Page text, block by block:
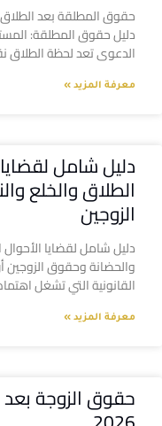
حقوق المطلقة بعد الطلاق
دليل حقوق المطلقة:
الدعوى تعد لحظة الطلاق
معرفة المزيد »
دليل شامل
الطلاق والخلع
الزوجين
دليل شامل لقضايا
والحضانة وحقوق الزوجين
القانونية التي تشغل
معرفة المزيد »
حقوق الزوجة